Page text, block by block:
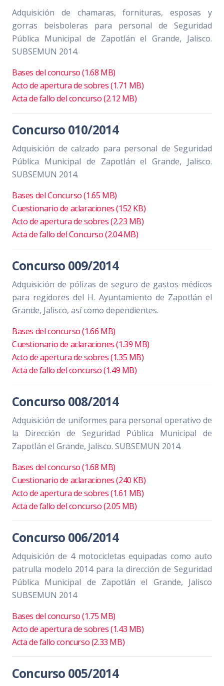
Adquisición de chamaras, fornituras, esposas y
gorras beisboleras para personal de Seguridad
Pública Municipal de Zapotlán el Grande, Jalisco.
SUBSEMUN 2014.
Bases del concurso (1.68 MB)
Acto de apertura de sobres (1.71 MB)
Acta de fallo del concurso (2.12 MB)
Concurso 010/2014
Adquisición de calzado para personal de Seguridad
Pública Municipal de Zapotlán el Grande, Jalisco.
SUBSEMUN 2014.
Bases del Concurso (1.65 MB)
Cuestionario de aclaraciones (152 KB)
Acto de apertura de sobres (2.23 MB)
Acta de fallo del Concurso (2.04 MB)
Concurso 009/2014
Adquisición de pólizas de seguro de gastos médicos
para regidores del H. Ayuntamiento de Zapotlán el
Grande, Jalisco, así como dependientes.
Bases del concurso (1.66 MB)
Cuestionario de aclaraciones (1.39 MB)
Acto de apertura de sobres (1.35 MB)
Acta de fallo del concurso (1.49 MB)
Concurso 008/2014
Adquisición de uniformes para personal operativo de
la Dirección de Seguridad Pública Municipal de
Zapotlán el Grande, Jalisco. SUBSEMUN 2014.
Bases del concurso (1.68 MB)
Cuestionario de aclaraciones (240 KB)
Acto de apertura de sobres (1.61 MB)
Acta de fallo del concurso (2.05 MB)
Concurso 006/2014
Adquisición de 4 motocicletas equipadas como auto
patrulla modelo 2014 para la dirección de Seguridad
Pública Municipal de Zapotlán el Grande, Jalisco
SUBSEMUN 2014
Bases del concurso (1.75 MB)
Acto de apertura de sobres (1.43 MB)
Acta de fallo concurso (2.33 MB)
Concurso 005/2014